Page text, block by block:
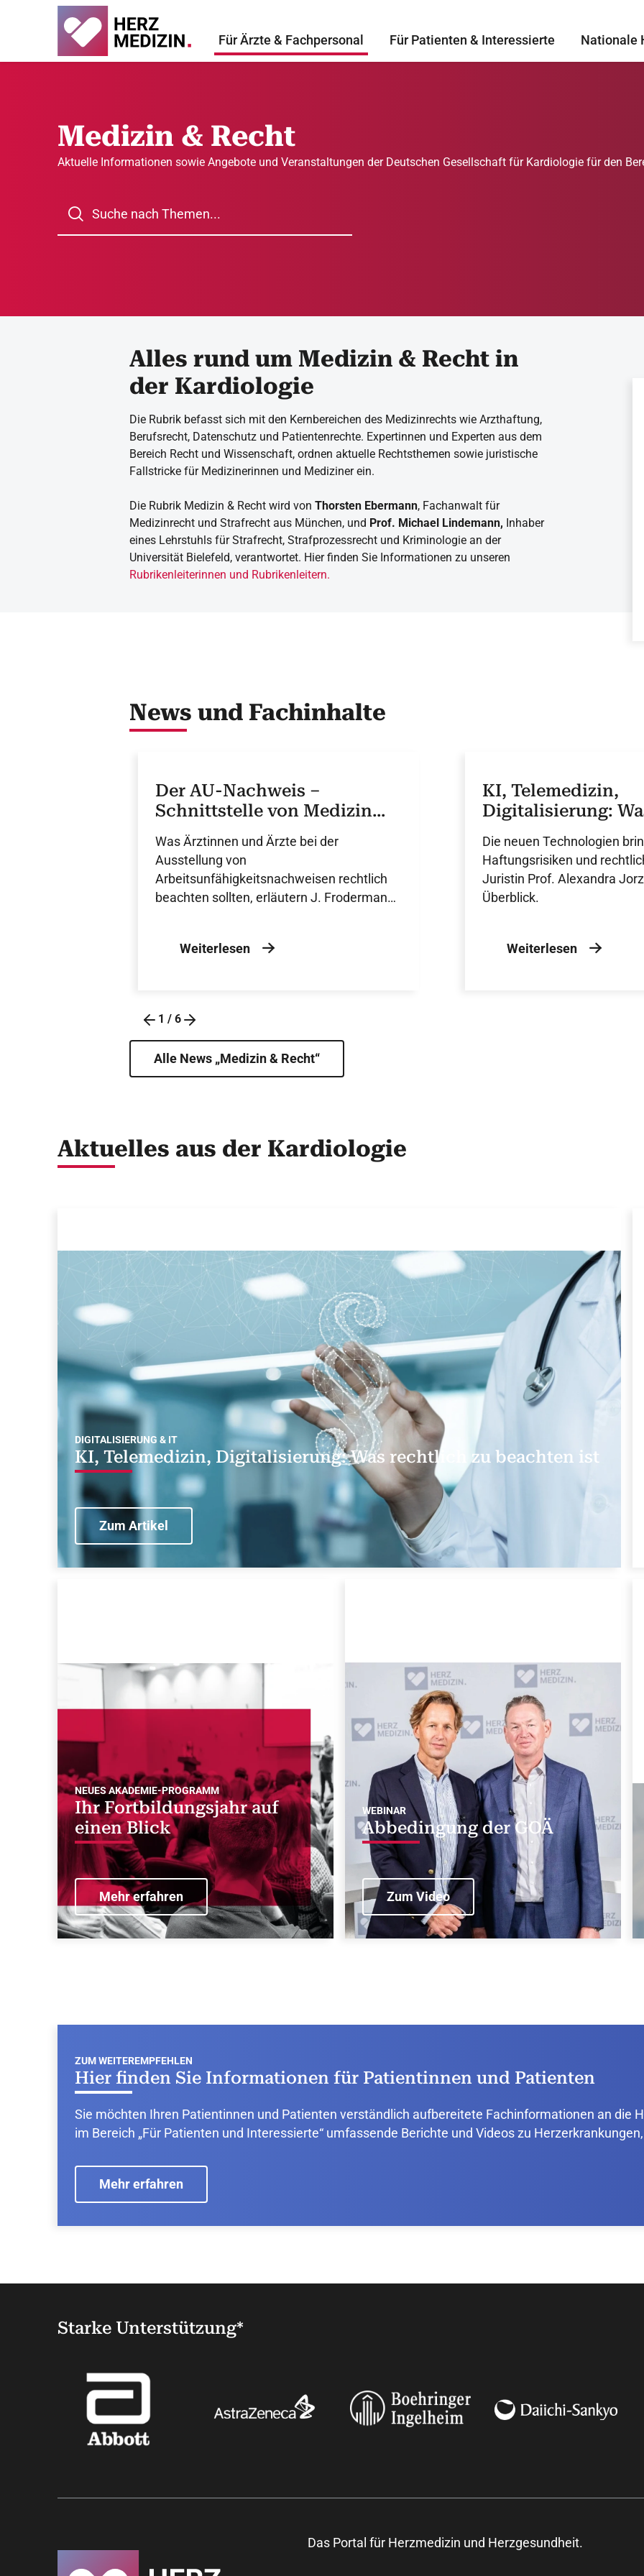
Für Ärzte & Fachpersonal Für Patienten & Interessierte Nationale
Medizin & Recht
Aktuelle Informationen sowie Angebote und Veranstaltungen der Deutschen Gesellschaft für Kardiologie für den
Alles rund um Medizin & Recht in
der Kardiologie
Die Rubrik befasst sich mit den Kernbereichen des Medizinrechts wie Arzthaftung,
Berufsrecht, Datenschutz und Patientenrechte. Expertinnen und Experten aus dem
Bereich Recht und Wissenschaft, ordnen aktuelle Rechtsthemen sowie juristische
Fallstricke für Medizinerinnen und Mediziner ein.
Die Rubrik Medizin & Recht wird von Thorsten Ebermann, Fachanwalt für
Medizinrecht und Strafrecht aus München, und Prof. Michael Lindemann, Inhaber
eines Lehrstuhls für Strafrecht, Strafprozessrecht und Kriminologie an der
Universität Bielefeld, verantwortet. Hier finden Sie Informationen zu unseren
Rubrikenleiterinnen und Rubrikenleitern.
News und Fachinhalte
Der AU-Nachweis –
Schnittstelle von Medizin
und Arbeitsrecht
Was Ärztinnen und Ärzte bei der
Ausstellung von
Arbeitsunfähigkeitsnachweisen rechtlich
beachten sollten, erläutern J. Frodermann
Weiterlesen
KI, Telemedizin,
Digitalisierung:
rechtlich zu
Die neuen Technologien
Haftungsrisiken und
Juristin Prof. Alexandra
Überblick.
Weiterlesen
1 / 6
Alle News „Medizin & Recht“
Aktuelles aus der Kardiologie
DIGITALISIERUNG & IT
KI, Telemedizin, Digitalisierung: Was rechtlich zu beachten ist
Zum Artikel
NEUES AKADEMIE-PROGRAMM
Ihr Fortbildungsjahr auf
einen Blick
Mehr erfahren
WEBINAR
Abbedingung der GOÄ
Zum Video
ZUM WEITEREMPFEHLEN
Hier finden Sie Informationen für Patientinnen und Patienten
Sie möchten Ihren Patientinnen und Patienten verständlich aufbereitete Fachinformationen an die
im Bereich „Für Patienten und Interessierte“ umfassende Berichte und Videos zu
Mehr erfahren
Starke Unterstützung*
Das Portal für Herzmedizin und Herzgesundheit.